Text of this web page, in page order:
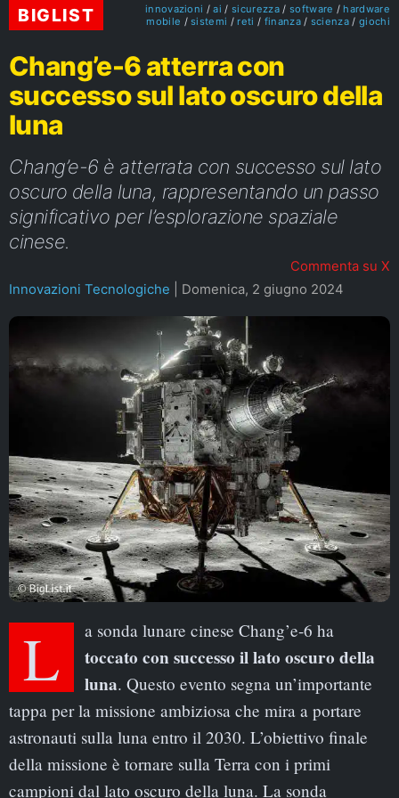
BIGLIST innovazioni ai sicurezza software
hardware
mobile
sistemi reti finanza scienza giochi
Chang’e-6 atterra con
successo sul lato oscuro della
luna
Chang’e-6 è atterrata con successo sul lato
oscuro della luna, rappresentando un passo
significativo per l’esplorazione spaziale
cinese.
Commenta su X
Innovazioni Tecnologiche
Domenica, 2 giugno 2024
La sonda lunare cinese Chang’e-6 ha
toccato con successo il lato oscuro della
luna. Questo evento segna un’importante
tappa per la missione ambiziosa che mira a portare
astronauti sulla luna entro il 2030. L’obiettivo finale
della missione è tornare sulla Terra con i primi
campioni dal lato oscuro della luna. La sonda